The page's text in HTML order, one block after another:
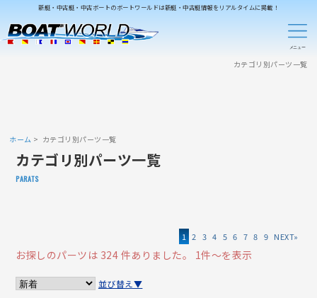
新艇・中古艇・中古ボートのボートワールドは新艇・中古艇情報をリアルタイムに掲載！
カテゴリ別パーツ一覧
ホーム カテゴリ別パーツ一覧
カテゴリ別パーツ一覧
PARATS
1 2 3 4 5 6 7 8 9 »
お探しのパーツは 324 件ありました。 1件～を表示
並び替え▼